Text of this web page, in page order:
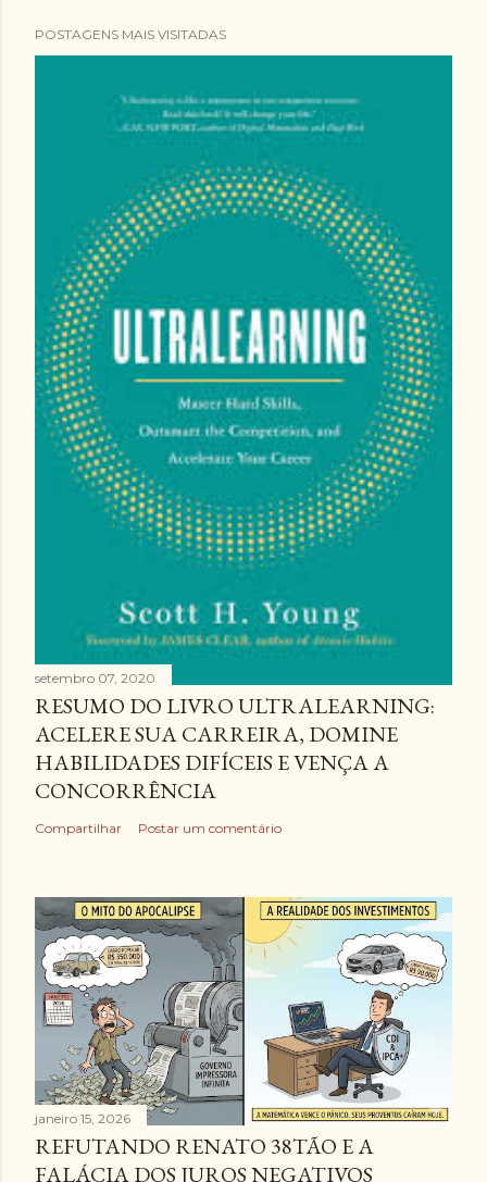
POSTAGENS MAIS VISITADAS
setembro 07, 2020
RESUMO DO LIVRO ULTRALEARNING:
ACELERE SUA CARREIRA, DOMINE
HABILIDADES DIFÍCEIS E VENÇA A
CONCORRÊNCIA
Compartilhar Postar um comentário
janeiro 15, 2026
REFUTANDO RENATO 38TÃO E A
FALÁCIA DOS JUROS NEGATIVOS